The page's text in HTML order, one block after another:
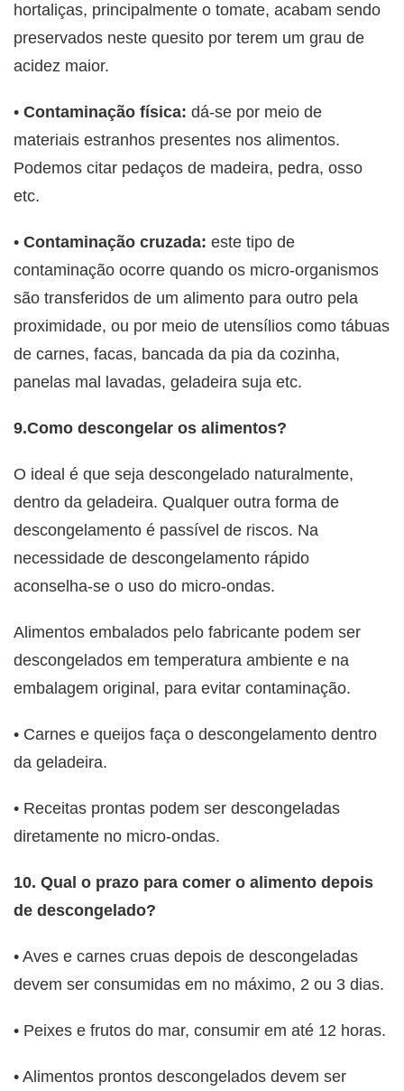
hortaliças, principalmente o tomate, acabam sendo
preservados neste quesito por terem um grau de
acidez maior.
• Contaminação física: dá-se por meio de
materiais estranhos presentes nos alimentos.
Podemos citar pedaços de madeira, pedra, osso
etc.
• Contaminação cruzada: este tipo de
contaminação ocorre quando os micro-organismos
são transferidos de um alimento para outro pela
proximidade, ou por meio de utensílios como tábuas
de carnes, facas, bancada da pia da cozinha,
panelas mal lavadas, geladeira suja etc.
9.Como descongelar os alimentos?
O ideal é que seja descongelado naturalmente,
dentro da geladeira. Qualquer outra forma de
descongelamento é passível de riscos. Na
necessidade de descongelamento rápido
aconselha-se o uso do micro-ondas.
Alimentos embalados pelo fabricante podem ser
descongelados em temperatura ambiente e na
embalagem original, para evitar contaminação.
• Carnes e queijos faça o descongelamento dentro
da geladeira.
• Receitas prontas podem ser descongeladas
diretamente no micro-ondas.
10. Qual o prazo para comer o alimento depois
de descongelado?
• Aves e carnes cruas depois de descongeladas
devem ser consumidas em no máximo, 2 ou 3 dias.
• Peixes e frutos do mar, consumir em até 12 horas.
• Alimentos prontos descongelados devem ser